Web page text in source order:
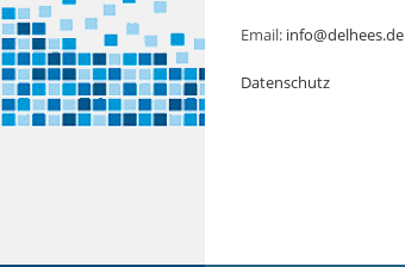
Email: info@delhees.de
Datenschutz